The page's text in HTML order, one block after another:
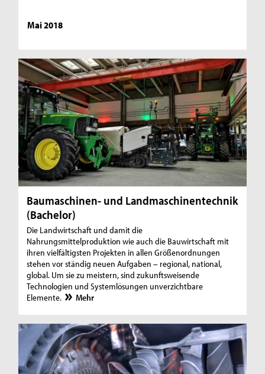
Mai 2018
Baumaschinen- und Landmaschinentechnik
(Bachelor)
Die Landwirtschaft und damit die
Nahrungsmittelproduktion wie auch die Bauwirtschaft mit
ihren vielfältigsten Projekten in allen Größenordnungen
stehen vor ständig neuen Aufgaben – regional, national,
global. Um sie zu meistern, sind zukunftsweisende
Technologien und Systemlösungen unverzichtbare
Elemente.
Mehr